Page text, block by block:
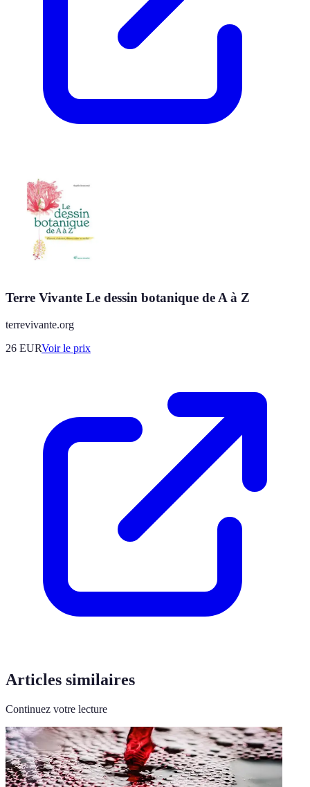
Terre Vivante Le dessin botanique de A à Z
terrevivante.org
26 EURVoir le prix
Articles similaires
Continuez votre lecture